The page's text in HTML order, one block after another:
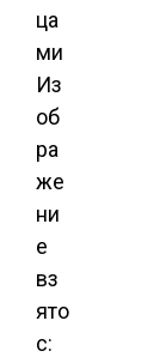
Из
об
ра
же
ни
е
вз
ято
с: